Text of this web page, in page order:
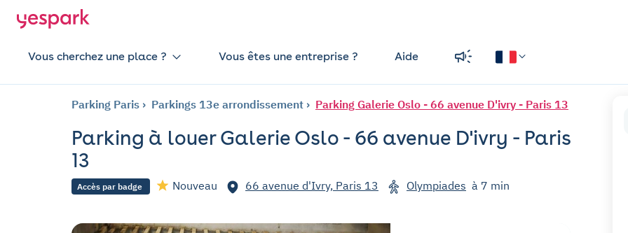
Vous cherchez une place ? Vous êtes une entreprise ? Aide
Parking Paris Parkings 13e arrondissement Parking Galerie Oslo - 66 avenue D'ivry - Paris 13
Parking à louer Galerie Oslo - 66 avenue D'ivry - Paris
13
Accès par badge Nouveau 66 avenue d'Ivry, Paris 13 Olympiades à 7 min